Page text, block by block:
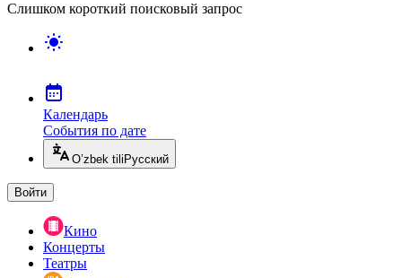
Слишком короткий поисковый запрос
Календарь
События по дате
O’zbek tili Русский
Войти
Кино
Концерты
Театры